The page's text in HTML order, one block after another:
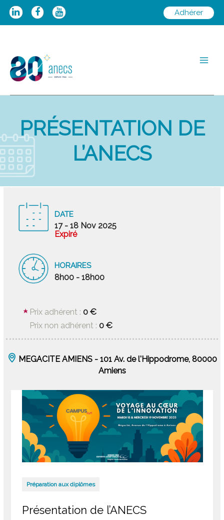
Aller
Adhérer
PRÉSENTATION DE
L’ANECS
DATE
17 - 18 Nov 2025
Expiré
HORAIRES
8h00 - 18h00
Prix adhérent :0 €
Prix non adhérent :0 €
MEGACITE AMIENS - 101 Av. de l'Hippodrome, 80000
Amiens
Préparation aux diplômes
Présentation de l’ANECS